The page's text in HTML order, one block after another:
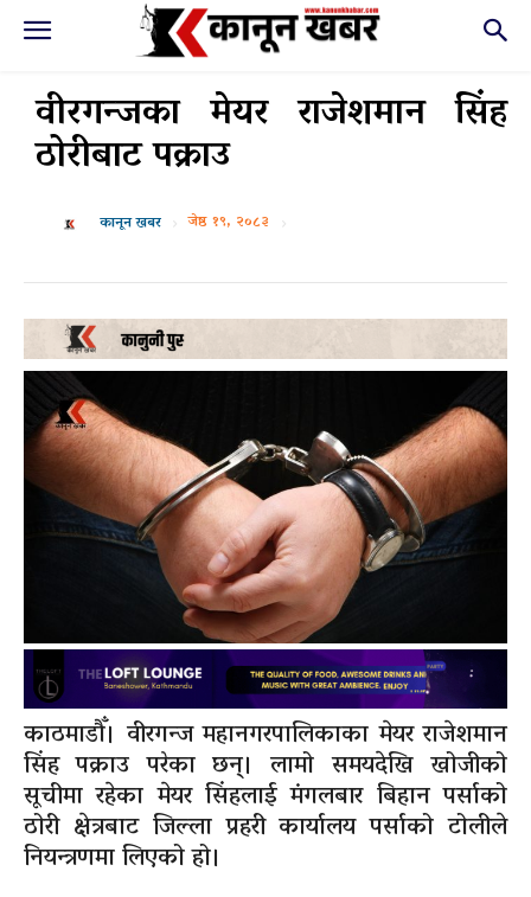
वीरगन्जका मेयर राजेशमान सिंह
ठोरीबाट पक्राउ
कानून खबर जेष्ठ १९, २०८३
काठमाडौँ। वीरगन्ज महानगरपालिकाका मेयर राजेशमान
सिंह पक्राउ परेका छन्। लामो समयदेखि खोजीको
सूचीमा रहेका मेयर सिंहलाई मंगलबार बिहान पर्साको
ठोरी क्षेत्रबाट जिल्ला प्रहरी कार्यालय पर्साको टोलीले
नियन्त्रणमा लिएको हो।